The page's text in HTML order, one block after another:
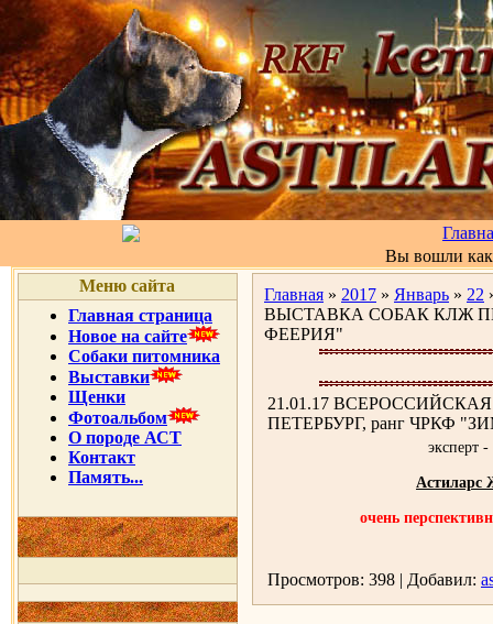
Вы вошли
Меню сайта
Главная страница
Новое на сайте
Собаки питомника
Выставки
Щенки
Фотоальбом
О породе АСТ
Контакт
Память...
Главная » 2017 » Январь » 22
ВЫСТАВКА СОБАК КЛЖ
ФЕЕРИЯ"
21.01.17
ПЕТЕРБУРГ, ранг ЧРКФ
эксперт
Астиларс
очень
Просмотров: 398 | Добавил: